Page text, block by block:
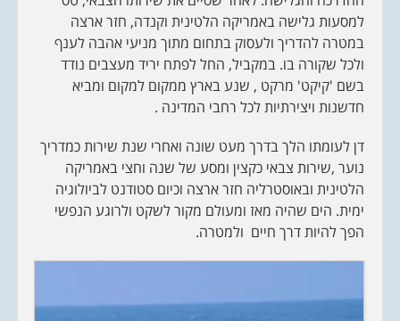
למסעות גלישה באמריקה הלטינית וקנדה, חזר ארצה
במטרה להדריך ולעסוק בתחום מתוך מניעי אהבה לענף
ולכל שקורה בו. במקביל, החל לפתח יריד מעצבים נודד
בשם 'קיקט' מרקט , שנע בארץ ממקום למקום ומביא
חדשנות ויצירתיות לכל רחבי המדינה .
דן לעומתו הלך בדרך מעט שונה ואחרי שנת שירות כמדריך
נוער ,שירות צבאי כקצין ומסע של שנה וחצי באמריקה
הלטינית ובאוסטרליה חזר ארצה וכיום סטודנט לביולוגיה
ימית. הים שהיה מאז ומעולם מקור לשקט ולרוגע הנפשי
הפך להיות דרך חיים ולמטרה.